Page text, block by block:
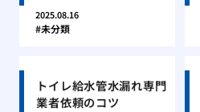
2025.08.16
未分類
トイレ給水管水漏れ専門
業者依頼のコツ